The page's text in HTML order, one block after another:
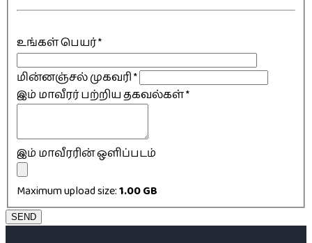
உங்கள் பெயர்*
மின்னஞ்சல் முகவரி*
இம் மாவீரர் பற்றிய தகவல்கள்*
இம் மாவீரரின் ஒளிப்படம்
Maximum upload size:1.00 GB
SEND